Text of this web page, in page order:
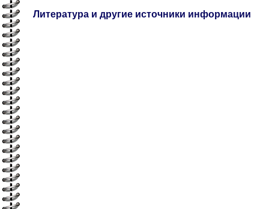
Литература и другие источники информации